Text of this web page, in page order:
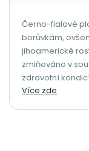
Černo-fialové
borůvkám,
jihoamerické
zmiňováno v
zdravotní
Více zde